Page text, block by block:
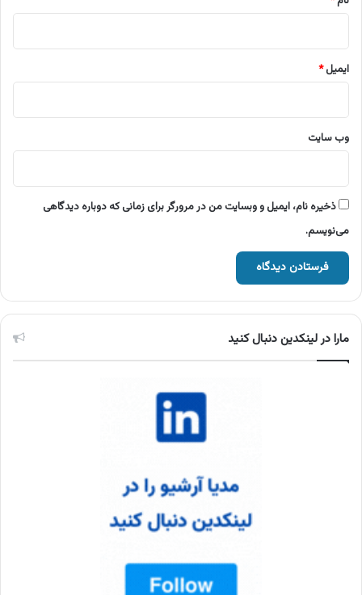
ایمیل*
وب‌ سایت
ذخیره نام، ایمیل و وبسایت من در مرورگر برای زمانی که دوباره دیدگاهی
می‌نویسم.
مارا در لینکدین دنبال کنید